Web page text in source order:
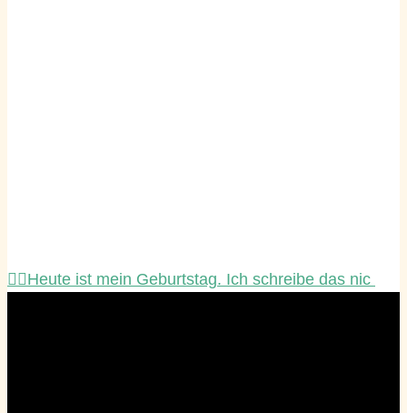
☝🏻Heute ist mein Geburtstag. Ich schreibe das nic